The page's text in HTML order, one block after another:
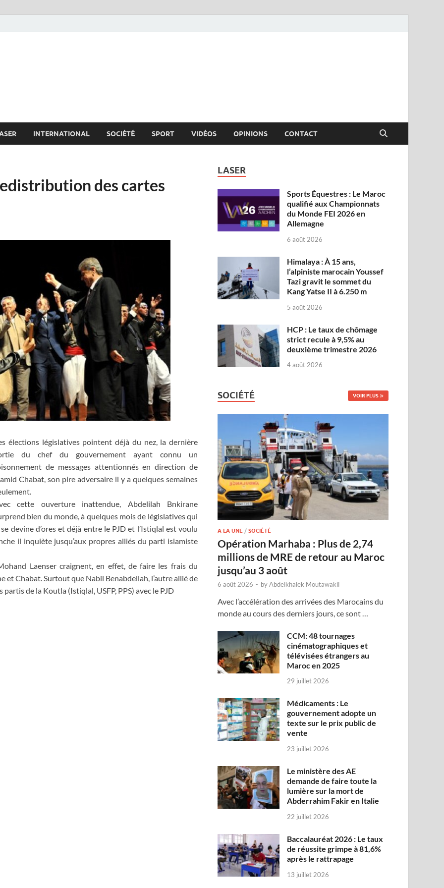
INTERNATIONAL SOCIÉTÉ SPORT VIDÉOS OPINIONS CONTACT
des cartes
élections législatives pointent déjà du nez, la dernière
du chef du gouvernement ayant connu un
de messages attentionnés en direction de
Chabat, son pire adversaire il y a quelques semaines
cette ouverture inattendue, Abdelilah Bnkirane
bien du monde, à quelques mois de législatives qui
devine d’ores et déjà entre le PJD et l’Istiqlal est voulu
il inquiète jusqu’aux propres alliés du parti islamiste
Laenser craignent, en effet, de faire les frais du
Chabat. Surtout que Nabil Benabdellah, l’autre allié de
de la Koutla (Istiqlal, USFP, PPS) avec le PJD
LASER
Sports Équestres : Le Maroc
qualifié aux Championnats
du Monde FEI 2026 en
Allemagne
6 août 2026
Himalaya : À 15 ans,
l’alpiniste marocain Youssef
Tazi gravit le sommet du
Kang Yatse II à 6.250 m
5 août 2026
HCP : Le taux de chômage
strict recule à 9,5% au
deuxième trimestre 2026
4 août 2026
SOCIÉTÉ VOIR PLUS
A LA UNE /SOCIÉTÉ
Opération Marhaba : Plus de 2,74
millions de MRE de retour au Maroc
jusqu’au 3 août
6 août 2026 - byAbdelkhalek Moutawakil
Avec l’accélération des arrivées des Marocains du
monde au cours des derniers jours, ce sont …
CCM: 48 tournages
cinématographiques et
télévisées étrangers au
Maroc en 2025
29 juillet 2026
Médicaments : Le
gouvernement adopte un
texte sur le prix public de
vente
23 juillet 2026
Le ministère des AE
demande de faire toute la
lumière sur la mort de
Abderrahim Fakir en Italie
22 juillet 2026
Baccalauréat 2026 : Le taux
de réussite grimpe à 81,6%
après le rattrapage
13 juillet 2026